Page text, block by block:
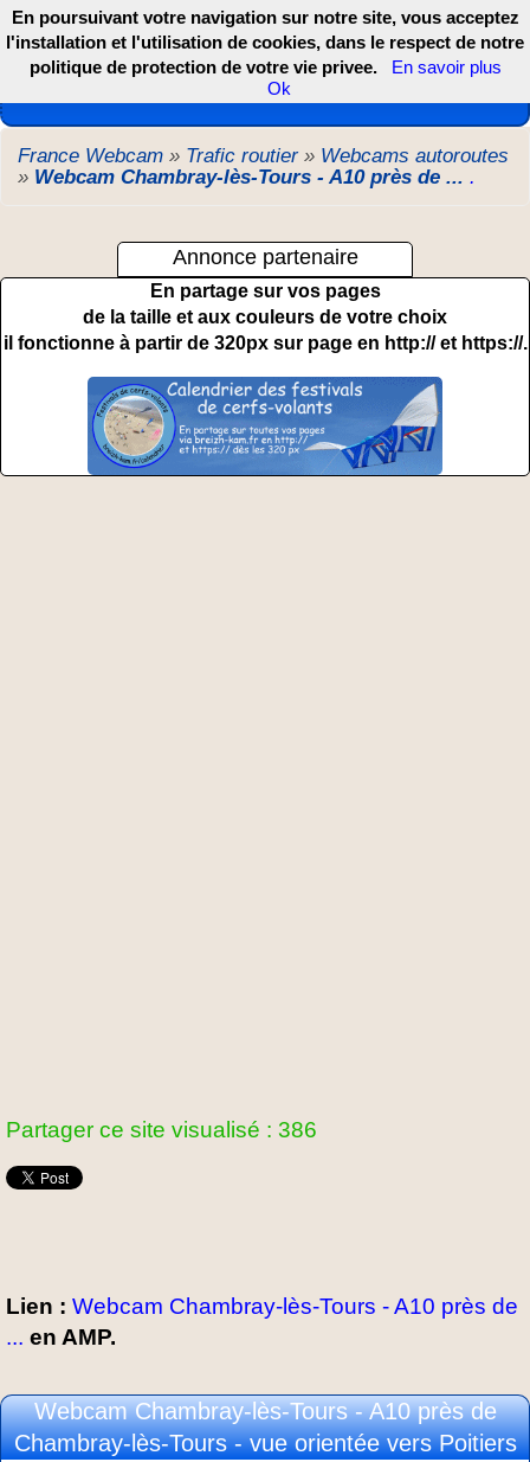
Les webcams de France, DOM TOM et COM
France Webcam » Trafic routier» Webcams autoroutes
» Webcam Chambray-lès-Tours - A10 près de ... .
Annonce partenaire
En partage sur vos pages
de la taille et aux couleurs de votre choix
il fonctionne à partir de 320px sur page en http:// et https://.
Partager ce site visualisé : 386
Lien : Webcam Chambray-lès-Tours - A10 près de
... en AMP.
Webcam Chambray-lès-Tours - A10 près de
Chambray-lès-Tours - vue orientée vers Poitiers
En poursuivant votre navigation sur notre site, vous acceptez
l'installation et l'utilisation de cookies, dans le respect de notre
politique de protection de votre vie privee.
En savoir plus
Ok